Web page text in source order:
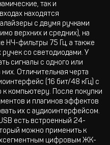
так и
находятся
с двумя ручками
верхних и средних), на
НЧ-фильтры 75 Гц, а также
со светодиодами. У
сигналы с одного или
Отличительная черта
(16 бит/48 кГц) с
компьютеру. После покупки
и плагинов эффектов
их с аудиоинтерфейсом.
есть встроенный 24-
можно применить к
цифровым ЖК-